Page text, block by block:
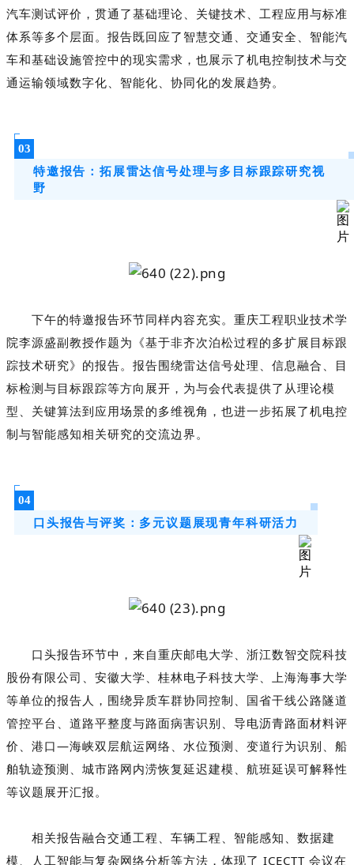
汽车测试评价，贯通了基础理论、关键技术、工程应用与标准
体系等多个层面。报告既回应了智慧交通、交通安全、智能汽
车和基础设施管控中的现实需求，也展示了机电控制技术与交
通运输领域数字化、智能化、协同化的发展趋势。
03
特邀报告：拓展雷达信号处理与多目标跟踪研究视
野
下午的特邀报告环节同样内容充实。重庆工程职业技术学
院李源盛副教授作题为《基于非齐次泊松过程的多扩展目标跟
踪技术研究》的报告。报告围绕雷达信号处理、信息融合、目
标检测与目标跟踪等方向展开，为与会代表提供了从理论模
型、关键算法到应用场景的多维视角，也进一步拓展了机电控
制与智能感知相关研究的交流边界。
04
口头报告与评奖：多元议题展现青年科研活力
口头报告环节中，来自重庆邮电大学、浙江数智交院科技
股份有限公司、安徽大学、桂林电子科技大学、上海海事大学
等单位的报告人，围绕异质车群协同控制、国省干线公路隧道
管控平台、 道路平整度与路面病害识别、导电沥青路面材料评
价、港口—海峡双层航运网络、水位预测、变道行为识别、船
舶轨迹预测、城市路网内涝恢复延迟建模、航班延误可解释性
等议题展开汇报。
相关报告融合交通工程、车辆工程、智能感知、数据建
模、人工智能与复杂网络分析等方法，体现了 ICECTT 会议在